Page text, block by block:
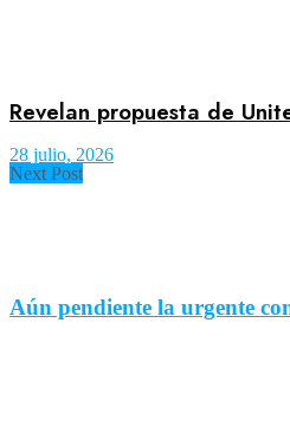
Revelan propuesta de
28 julio, 2026
Next Post
Aún pendiente la urgente